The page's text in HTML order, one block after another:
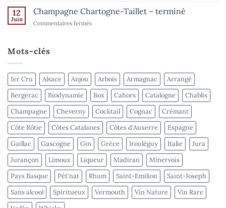
Spiritueux
terminé
Goisot
–
terminé
12
Juin
Champagne Chartogne-Taillet – terminé
Commentaires ferméssur
Mots-clés
1er Cru Alsace Anjou Arbois Armagnac
Arrangé
Bergerac
Biodynamie Box Cahors Catalogne
Chablis
Champagne
Cheverny Cocktail Cognac
Crémant
Côte Rôtie
Côtes Catalanes Côtes d'Auxerre
Espagne
Gaillac
Gascogne Gin Grèce Irouléguy Italie
Jura
Jurançon
Limoux Liqueur Madiran
Minervois
Pays Basque
Pét'nat Rhum Saint-Emilion
Saint-Joseph
Sans alcool
Spiritueux Vermouth Vin Nature
Vin Rare